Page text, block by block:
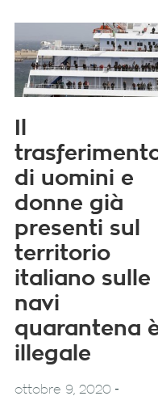
di uomini e
donne già
presenti sul
territorio
italiano sulle
navi
quarantena
illegale
ottobre 9, 2020-